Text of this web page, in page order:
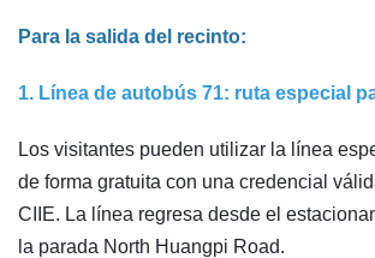
Para la salida del recinto:
1. Línea de autobús 71: ruta especial
Los visitantes pueden utilizar la línea
de forma gratuita con una credencial
CIIE. La línea regresa desde el
la parada North Huangpi Road.